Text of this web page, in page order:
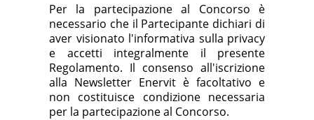
Per la partecipazione al Concorso è
necessario che il Partecipante dichiari di
aver visionato l'informativa sulla privacy
e accetti integralmente il presente
Regolamento. Il consenso all'iscrizione
alla Newsletter Enervit è facoltativo e
non costituisce condizione necessaria
per la partecipazione al Concorso.